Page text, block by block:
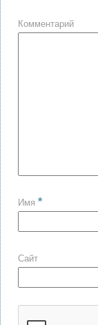
Комментарий
Имя *
Сайт